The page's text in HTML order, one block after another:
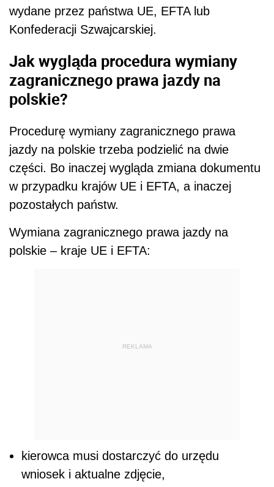
wydane przez państwa UE, EFTA lub
Konfederacji Szwajcarskiej.
Jak wygląda procedura wymiany
zagranicznego prawa jazdy na
polskie?
Procedurę wymiany zagranicznego prawa
jazdy na polskie trzeba podzielić na dwie
części. Bo inaczej wygląda zmiana dokumentu
w przypadku krajów UE i EFTA, a inaczej
pozostałych państw.
Wymiana zagranicznego prawa jazdy na
polskie – kraje UE i EFTA:
REKLAMA
kierowca musi dostarczyć do urzędu
wniosek i aktualne zdjęcie,